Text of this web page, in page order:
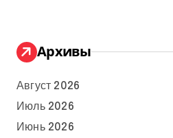
Архивы
Август 2026
Июль 2026
Июнь 2026